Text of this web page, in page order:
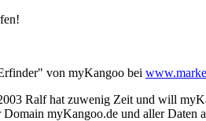
von myKangoo bei
Ralf hat zuwenig Zeit und will
myKangoo.de und aller Daten